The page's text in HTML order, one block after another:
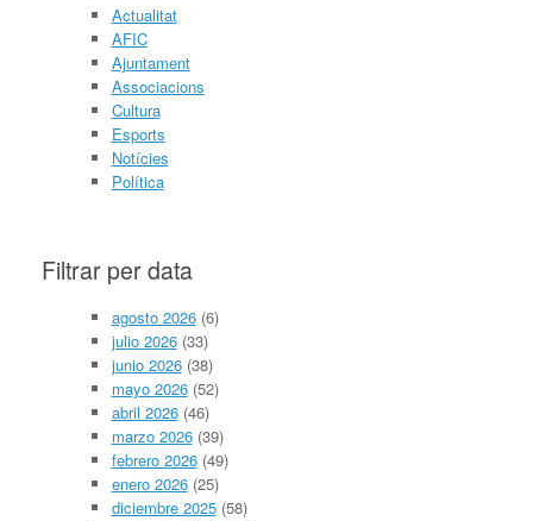
Actualitat
AFIC
Ajuntament
Associacions
Cultura
Esports
Notícies
Política
Filtrar per data
agosto 2026(6)
julio 2026(33)
junio 2026(38)
mayo 2026(52)
abril 2026(46)
marzo 2026(39)
febrero 2026(49)
enero 2026(25)
diciembre 2025(58)